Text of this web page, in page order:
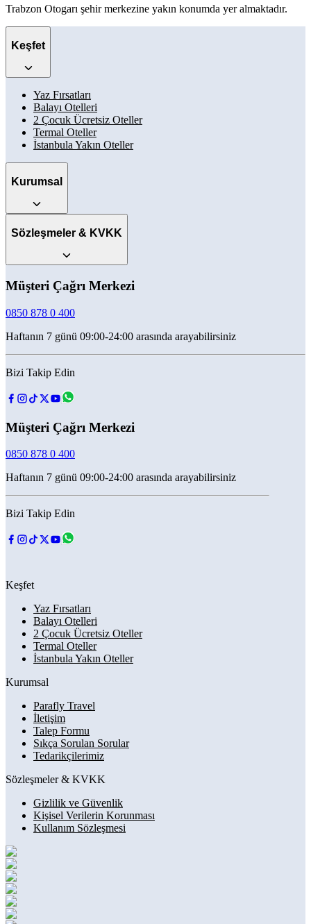
Trabzon Otogarı şehir merkezine yakın konumda yer almaktadır.
Keşfet
Yaz Fırsatları
Balayı Otelleri
2 Çocuk Ücretsiz Oteller
Termal Oteller
İstanbula Yakın Oteller
Kurumsal
Sözleşmeler & KVKK
Müşteri Çağrı Merkezi
0850 878 0 400
Haftanın 7 günü 09:00-24:00 arasında arayabilirsiniz
Bizi Takip Edin
Müşteri Çağrı Merkezi
0850 878 0 400
Haftanın 7 günü 09:00-24:00 arasında arayabilirsiniz
Bizi Takip Edin
Keşfet
Yaz Fırsatları
Balayı Otelleri
2 Çocuk Ücretsiz Oteller
Termal Oteller
İstanbula Yakın Oteller
Kurumsal
Parafly Travel
İletişim
Talep Formu
Sıkça Sorulan Sorular
Tedarikçilerimiz
Sözleşmeler & KVKK
Gizlilik ve Güvenlik
Kişisel Verilerin Korunması
Kullanım Sözleşmesi